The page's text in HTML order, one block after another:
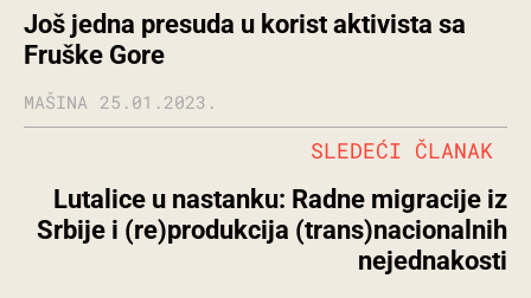
Još jedna presuda u korist aktivista sa
Fruške Gore
MAŠINA 25.01.2023.
Lutalice u nastanku: Radne migracije iz
Srbije i (re)produkcija (trans)nacionalnih
nejednakosti
SLEDEĆI ČLANAK